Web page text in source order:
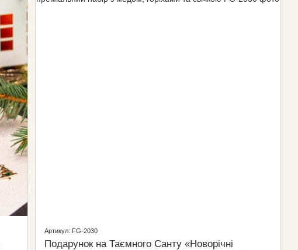
Артикул: FG-2030
Подарунок на Таємного Санту «Новорічні